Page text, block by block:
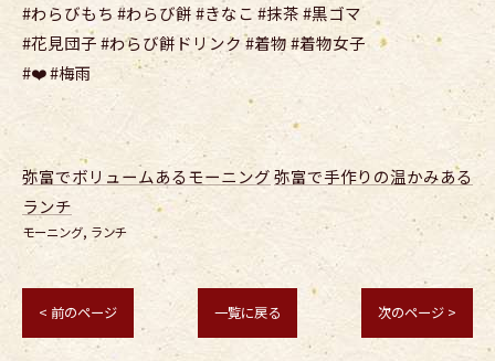
#わらびもち #わらび餅 #きなこ #抹茶 #黒ゴマ
#花見団子 #わらび餅ドリンク #着物 #着物女子
#❤️ #梅雨
弥富でボリュームあるモーニング弥富で手作りの温かみある
ランチ
モーニング ランチ
< 前のページ 一覧に戻る 次のページ >